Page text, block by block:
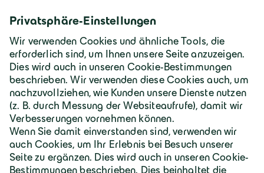
Kontaktieren Sie uns
Deutschland | Deutsch